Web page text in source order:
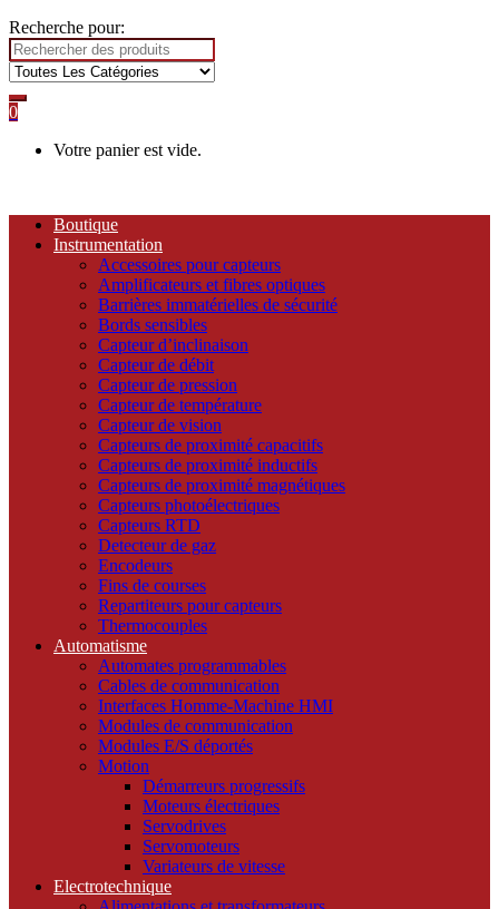
Recherche pour:
0
Votre panier est vide.
Boutique
Instrumentation
Accessoires pour capteurs
Amplificateurs et fibres optiques
Barrières immatérielles de sécurité
Bords sensibles
Capteur d’inclinaison
Capteur de débit
Capteur de pression
Capteur de température
Capteur de vision
Capteurs de proximité capacitifs
Capteurs de proximité inductifs
Capteurs de proximité magnétiques
Capteurs photoélectriques
Capteurs RTD
Detecteur de gaz
Encodeurs
Fins de courses
Repartiteurs pour capteurs
Thermocouples
Automatisme
Automates programmables
Cables de communication
Interfaces Homme-Machine HMI
Modules de communication
Modules E/S déportés
Motion
Démarreurs progressifs
Moteurs électriques
Servodrives
Servomoteurs
Variateurs de vitesse
Electrotechnique